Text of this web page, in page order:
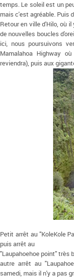
temps. Le soleil est un
mais c'est agréable. Puis
Retour en ville d'Hilo, où
de nouvelles boucles
ici, nous poursuivons
Mamalahoa Highway
reviendra), puis aux
Petit arrêt au "KoleKole
puis arrêt au
"Laupahoehoe point" très
autre arrêt au
samedi, mais il n'y a pas